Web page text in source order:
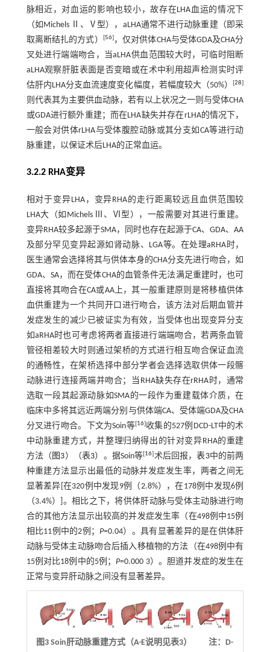
脉相近，对血运的影响也较小，故存在LHA血运的情况下
（如Michels Ⅱ、Ⅴ型），aLHA通常不进行动脉重建（即采
取离断结扎的方式）
[56]，仅对供体CHA与受体GDA及CHA分
叉处进行端端吻合，当aLHA供血范围较大时，可临时阻断
aLHA观察肝脏表面是否变暗或在术中利用超声检测实时评
估肝内LHA分支血流速度变化幅度，若幅度较大（50%）[28]
则代表其为主要供血动脉，若有以上状况之一则与受体CHA
或GDA进行额外重建；而在LHA缺失并存在rLHA的情况下，
一般会对供体rLHA与受体腹腔动脉或其分支如CA等进行动
脉重建，以保证术后LHA的正常血运。
3.2.2 RHA变异
相对于变异LHA，变异RHA的走行距离较远且血供范围较
LHA大（如Michels Ⅲ、Ⅵ型），一般需要对其进行重建。
变异RHA较多起源于SMA，同时也存在起源于CA、GDA、AA
及部分罕见变异起源如肾动脉、LGA等。在处理aRHA时，
医生通常会选择将其与供体本身的CHA分支先进行吻合，如
GDA、SA，而在受体CHA的血管条件无法满足重建时，也可
直接将其吻合在CA或AA上，其一般重建原则是将移植供体
血供重建为一个共同开口进行吻合，该方法对后期血管并
发症发生的减少已被证实为有效，当受体也出现变异分支
如aRHA时也可考虑将两者直接进行端端吻合，若两条血管
管径相差较大时则通过架桥的方式进行相互吻合保证血流
的通畅性，在架桥选择中部分学者会选择选取供体一段髂
动脉进行连接两端并吻合；当RHA缺失存在rRHA时，通常
选取一段其起源动脉如SMA的一段作为重建载体介质，在
临床中多将其远近两端分别与供体端CA、受体端GDA及CHA
分叉进行吻合。下文为Soin等[16]收集的527例DCD-LT中的术
中动脉重建方式，并整理归纳得出的针对变异RHA的重建
方法（ 图3 ）（表3）。据Soin等[16]术后回报，表3中的前两
种重建方法显示出最低的动脉并发症发生率，两者之间无
显著差异[在320例中发现9例（2.8%），在178例中发现6例
（3.4%）]。相比之下，将供体肝动脉与受体主动脉进行吻
合的其他方法显示出较高的并发症发生率（在498例中15例
相比11例中的2例；P=0.04）。具有显著差异的是在供体肝
动脉与受体主动脉吻合后插入移植物的方法（在498例中有
15例对比18例中的5例；P=0.000 3）。胆道并发症的发生在
正常与变异肝动脉之间没有显著差异。
图3Soin肝动脉重建方式（A-E说明见表3） 注：D-